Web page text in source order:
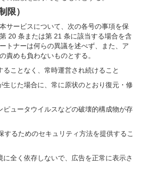
限）
サービスについて、次の各号の事項を保
20 条または第 21 条に該当する場合を含
トナーは何らの異議を述べず、また、ア
責めも負わないものとする。
ることなく、常時運営され続けること
生じた場合に、常に原状のとおり復元・修
ピュータウイルスなどの破壊的構成物が存
するためのセキュリティ方法を提供するこ
に全く依存しないで、広告を正常に表示さ